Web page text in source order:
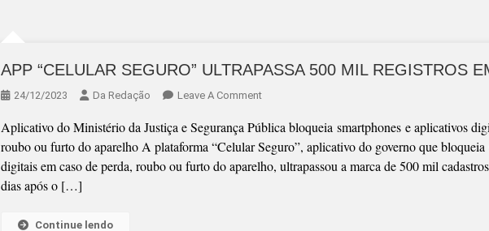
APP “CELULAR SEGURO” ULTRAPASSA 500 MIL REGISTROS
24/12/2023 Da Redação Leave A CommentOn
“CELULAR
SEGURO”
ULTRAPASSA
Aplicativo do Ministério da Justiça e Segurança Pública bloqueia smartphones e aplicativos
roubo ou furto do aparelho A plataforma “Celular Seguro”, aplicativo do governo que
digitais em caso de perda, roubo ou furto do aparelho, ultrapassou a marca de 500 mil
dias após o […]
Continue lendo